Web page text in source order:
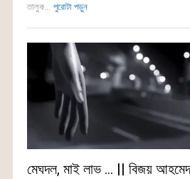
তালুক... পুরোটা পড়ুন
মেঘদল, মাই লাভ … || বিজয় আহমেদ